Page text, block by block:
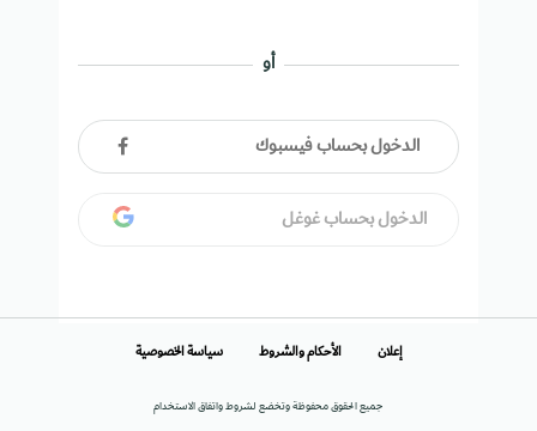
أو
الدخول بحساب فيسبوك
الدخول بحساب غوغل
جميع الحقوق محفوظة وتخضع لشروط واتفاق الاستخدام
إعلان الأحكام والشروط سياسة الخصوصية